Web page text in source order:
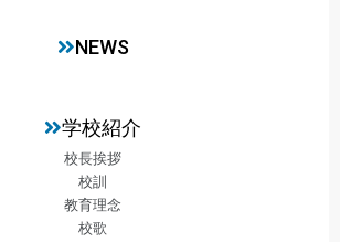
NEWS
学校紹介
校長挨拶
校訓
教育理念
校歌